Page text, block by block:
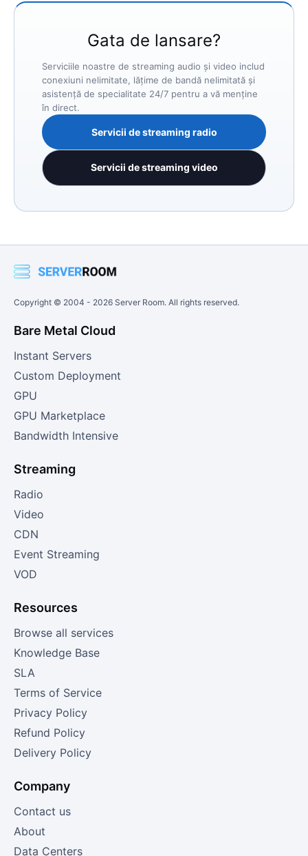
Gata de lansare?
Serviciile noastre de streaming audio și video includ
conexiuni nelimitate, lățime de bandă nelimitată și
asistență de specialitate 24/7 pentru a vă menține
în direct.
Servicii de streaming radio
Servicii de streaming video
Copyright © 2004 - 2026 Server Room. All rights reserved.
Bare Metal Cloud
Instant Servers
Custom Deployment
GPU
GPU Marketplace
Bandwidth Intensive
Streaming
Radio
Video
CDN
Event Streaming
VOD
Resources
Browse all services
Knowledge Base
SLA
Terms of Service
Privacy Policy
Refund Policy
Delivery Policy
Company
Contact us
About
Data Centers